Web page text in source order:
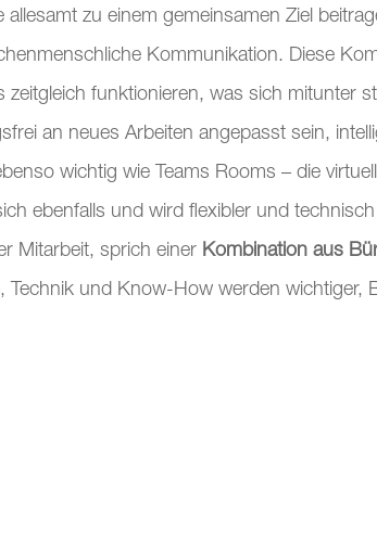
zu einem gemeinsamen Ziel
Kommunikation. Diese
funktionieren, was sich mitunter
an neues Arbeiten angepasst sein,
wichtig wie Teams Rooms – die
ebenfalls und wird flexibler und
Mitarbeit, sprich einer Kombination aus
Technik und Know-How werden wichtiger,